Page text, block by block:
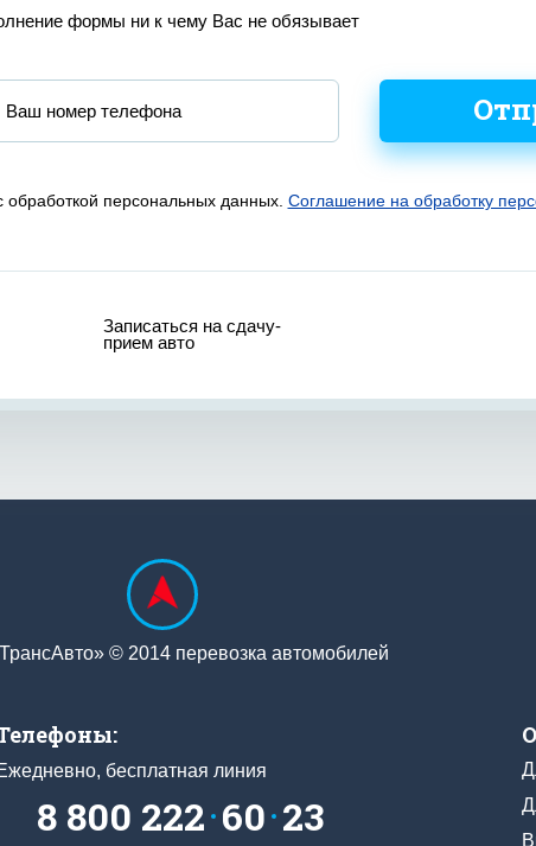
формы ни к чему Вас не обязывает
персональных данных. Соглашение на обработку
Записаться на сдачу-
прием авто
© 2014 перевозка автомобилей
бесплатная линия
8 800 222 60 23